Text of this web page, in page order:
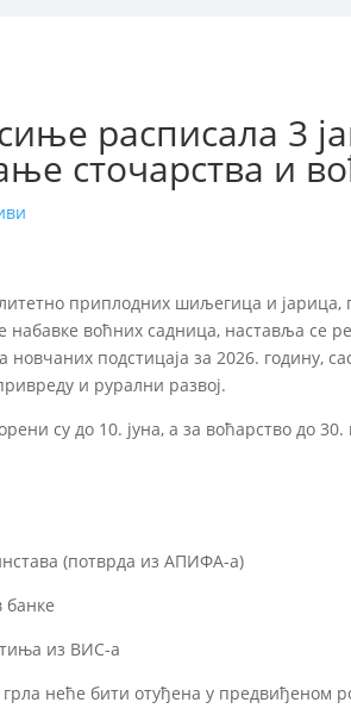
расписала 3
сточарства и
приплодних шиљегица и
воћних садница, наставља се
подстицаја за 2026. годину,
и рурални развој.
су до 10. јуна, а за воћарство до
(потврда из АПИФА-а)
банке
из ВИС-а
неће бити отуђена у предвиђеном